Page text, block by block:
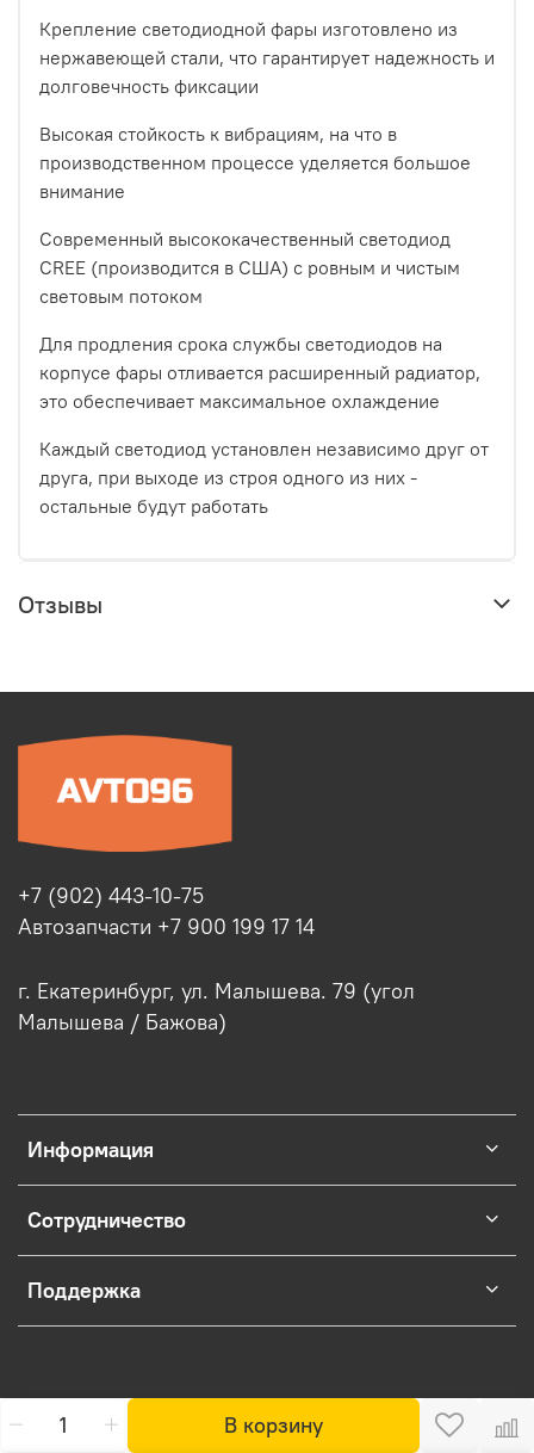
В корзину
Крепление светодиодной фары изготовлено из
нержавеющей стали, что гарантирует надежность и
долговечность фиксации
Высокая стойкость к вибрациям, на что в
производственном процессе уделяется большое
внимание
Современный высококачественный светодиод
CREE (производится в США) с ровным и чистым
световым потоком
Для продления срока службы светодиодов на
корпусе фары отливается расширенный радиатор,
это обеспечивает максимальное охлаждение
Каждый светодиод установлен независимо друг от
друга, при выходе из строя одного из них -
остальные будут работать
Отзывы
Информация
Сотрудничество
Поддержка
+7 (902) 443-10-75
Автозапчасти +7 900 199 17 14
г. Екатеринбург, ул. Малышева. 79 (угол
Малышева / Бажова)